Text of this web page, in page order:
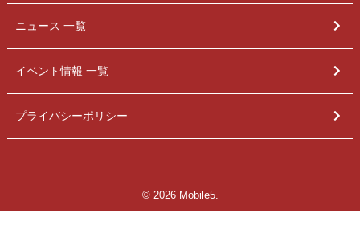
ニュース 一覧
イベント情報 一覧
プライバシーポリシー
© 2026 Mobile5.